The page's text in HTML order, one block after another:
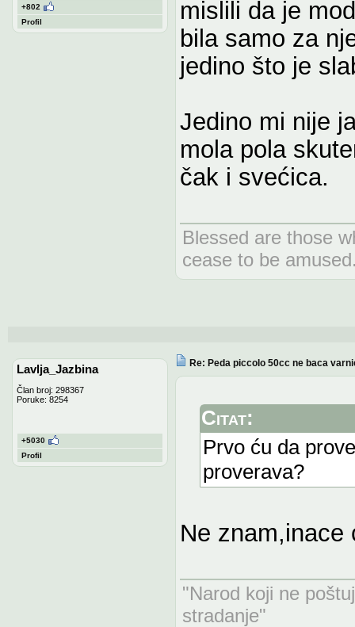
+802
Profil
mislili da je
bila samo za
jedino što je
Jedino mi nije
mola pola
čak i svećica.
Blessed are those
cease to be
Lavlja_Jazbina
Član broj: 298367
Poruke: 8254
+5030
Profil
Re: Peda piccolo 50cc ne baca
Citat:
Prvo ću da
proverava?
Ne znam,inace
"Narod koji ne
stradanje"